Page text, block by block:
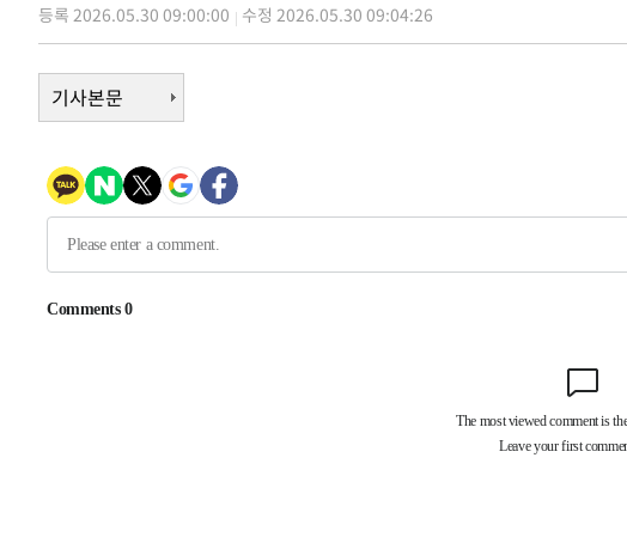
남자 농구, 나고야 아시안게임서 '홈팀' 일본과 한일전
1시간 전 >여수 오동도 해상서 모터보트 전복…1명 사망·1명 실종
2시간 전 >극한폭염 한풀 꺾이지만…'낮 최고 35도' 무더위, 열대야 계속[다음주
날씨]
3시간 전 >[속보]'압수수색·성접대 논란' 축구협회 "실망과 걱정 안겨드려 죄송"
6시간 전 >'최고 37도' 폭염 지속…강원동해안 최대 150㎜ 비
8시간 전 >
[속보]뉴욕증시 상승 마감…S&P 0.6% 나스닥 1.3%↑
-28571초 전 >이란 "호르무즈 재개방 합의 근접…美 배상 선행돼야"
-19618초 전 >
이강인 "아틀레티코 이적 기뻐…등번호 7번 의미보단 팀 위해 뛸
[속보]與 당대표 경선, 제주·인천 권리당원 투표 김민석 승리
등록 2026.05.30 09:00:00 수정 2026.05.30 09:04:26
기사본문